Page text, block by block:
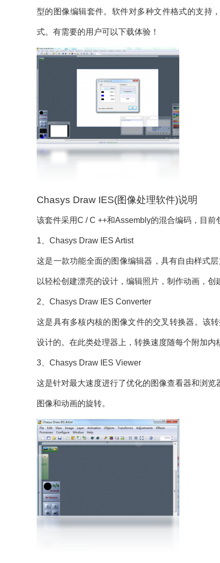
型的图像编辑套件。软件对多种文件格式的支持
式。有需要的用户可以下载体验！
Chasys Draw IES(图像处理软件)说明
该套件采用C / C ++和Assembly的混合编码，目前
1、Chasys Draw IES Artist
这是一款功能全面的图像编辑器，具有自由样式
以轻松创建漂亮的设计，编辑照片，制作动画，创
2、Chasys Draw IES Converter
这是具有多核内核的图像文件的交叉转换器。该
设计的。在此类处理器上，转换速度随每个附加内
3、Chasys Draw IES Viewer
这是针对最大速度进行了优化的图像查看器和浏
图像和动画的旋转。